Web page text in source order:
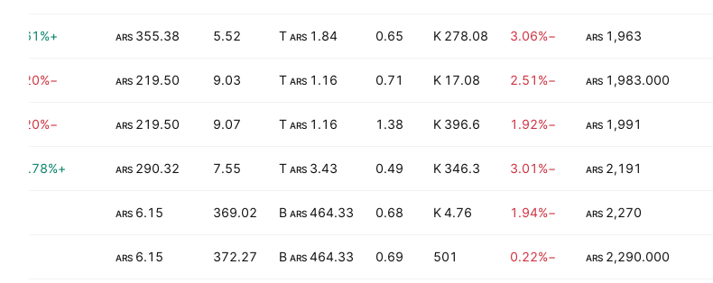
1,963
ARS
−3.06%
278.08 K
0.65
1.84 T
ARS
5.52
355.38
ARS
+32.61%
1,983.000
ARS
−2.51%
17.08 K
0.71
1.16 T
ARS
9.03
219.50
ARS
−14.20%
1,991
ARS
−1.92%
396.6 K
1.38
1.16 T
ARS
9.07
219.50
ARS
−14.20%
2,191
ARS
−3.01%
346.3 K
0.49
3.43 T
ARS
7.55
290.32
ARS
+335.78%
2,270
ARS
−1.94%
4.76 K
0.68
464.33 B
ARS
369.02
6.15
ARS
2,290.000
ARS
−0.22%
501
0.69
464.33 B
ARS
372.27
6.15
ARS